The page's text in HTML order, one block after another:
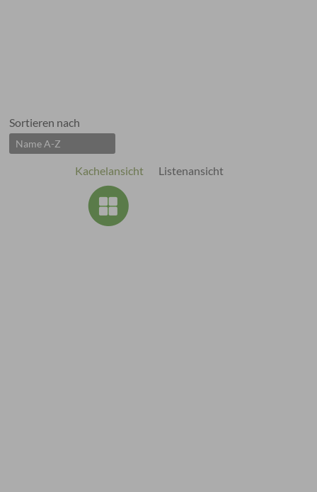
Sortieren nach
Listenansicht
Kachelansicht